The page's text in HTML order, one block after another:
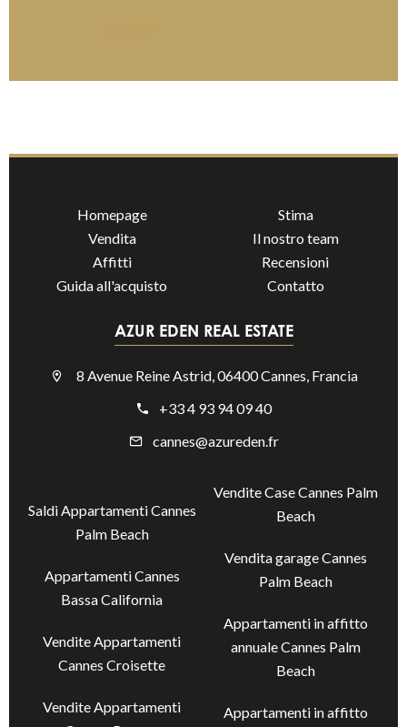
Homepage
Vendita
Affitti
Guida all'acquisto
Stima
Il nostro team
Recensioni
Contatto
AZUR EDEN REAL ESTATE
8 Avenue Reine Astrid, 06400 Cannes, Francia
+33 4 93 94 09 40
cannes@azureden.fr
Saldi Appartamenti Cannes
Palm Beach
Appartamenti Cannes
Bassa California
Vendite Appartamenti
Cannes Croisette
Vendite Appartamenti
Vendite Case Cannes Palm
Beach
Vendita garage Cannes
Palm Beach
Appartamenti in affitto
annuale Cannes Palm
Beach
Appartamenti in affitto